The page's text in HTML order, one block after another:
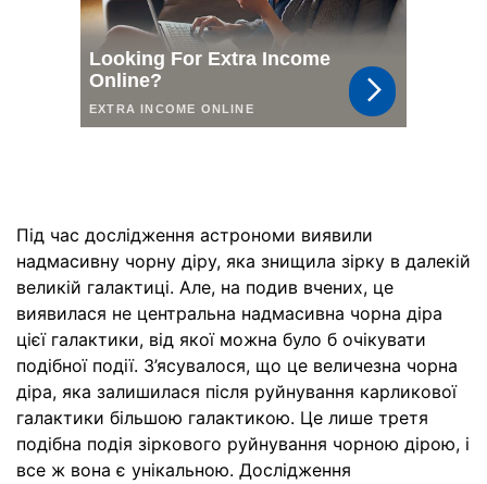
Під час дослідження астрономи виявили
надмасивну чорну діру, яка знищила зірку в далекій
великій галактиці. Але, на подив вчених, це
виявилася не центральна надмасивна чорна діра
цієї галактики, від якої можна було б очікувати
подібної події. З’ясувалося, що це величезна чорна
діра, яка залишилася після руйнування карликової
галактики більшою галактикою. Це лише третя
подібна подія зіркового руйнування чорною дірою, і
все ж вона є унікальною. Дослідження